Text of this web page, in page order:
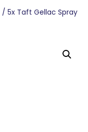
/ 5x Taft Gellac Spray